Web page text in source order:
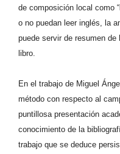
de composición local como
o no puedan leer inglés, la
puede servir de resumen
libro.
En el trabajo de Miguel
método con respecto al
puntillosa presentación
conocimiento de la
trabajo que se deduce